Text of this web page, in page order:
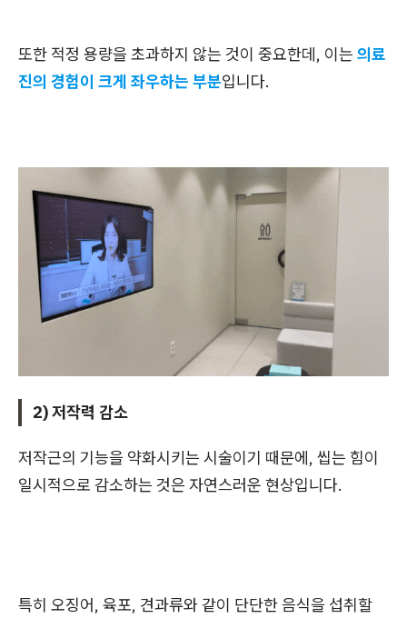
또한 적정 용량을 초과하지 않는 것이 중요한데, 이는 의료
진의 경험이 크게 좌우하는 부분입니다.
2) 저작력 감소
저작근의 기능을 약화시키는 시술이기 때문에, 씹는 힘이
일시적으로 감소하는 것은 자연스러운 현상입니다.
특히 오징어, 육포, 견과류와 같이 단단한 음식을 섭취할